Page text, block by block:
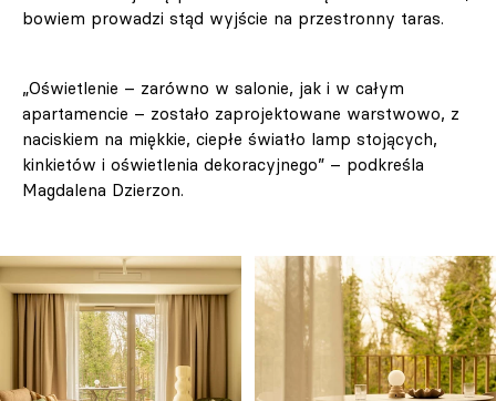
bowiem prowadzi stąd wyjście na przestronny taras.
„Oświetlenie – zarówno w salonie, jak i w całym
apartamencie – zostało zaprojektowane warstwowo, z
naciskiem na miękkie, ciepłe światło lamp stojących,
kinkietów i oświetlenia dekoracyjnego” – podkreśla
Magdalena Dzierzon.